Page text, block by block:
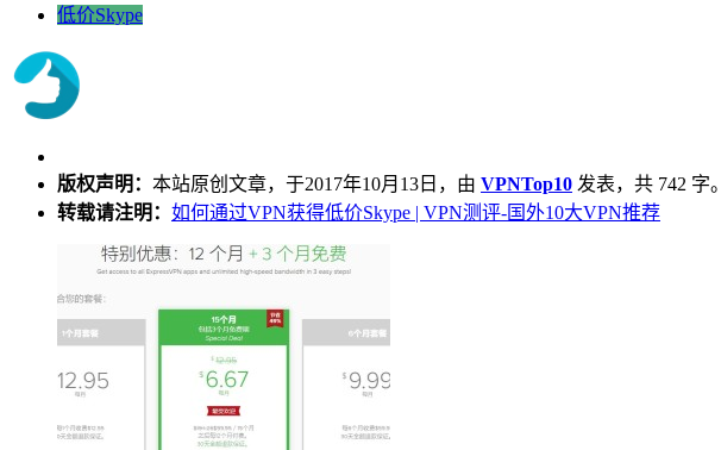
低价Skype
版权声明： 本站原创文章，于2017年10月13日，由 VPNTop10 发表，共 742 字。
转载请注明： 如何通过VPN获得低价Skype | VPN测评-国外10大VPN推荐